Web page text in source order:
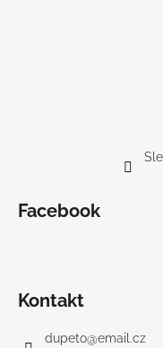
Facebook
Kontakt
dupeto@email.cz